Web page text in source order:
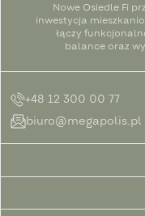
Nowe Osiedle Fi
inwestycja
łączy
balance oraz
+48 12 300 00 77
biuro@megapolis.pl